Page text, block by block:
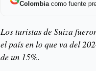
Colombiacomo fuente
Los turistas de Suiza
el país en lo que va del
de un 15%.